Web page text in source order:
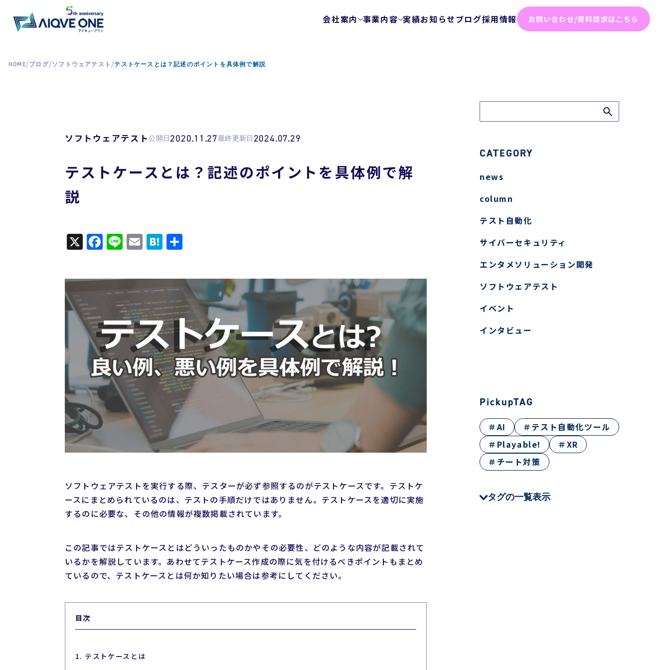
会社案内 事業内容
セキュリティサービス
ウェブ脆弱性診断
モバイルアプリ向けセキュリティサービス
不正ゲームプレイヤー検知報告サービス
負荷テストサービス
ツール
実績お知らせブログ採用情報 お問い合わせ/資料請求はこちら
HOME/ブログ/ソフトウェアテスト /テストケースとは？記述のポイントを具体例で解説
ソフトウェアテスト公開日2020.11.27最終更新日2024.07.29
テストケースとは？記述のポイントを具体例で解
説
X Facebook
LineEmailHatena
ソフトウェアテストを実行する際、テスターが必ず参照するのがテストケースです。テストケ
ースにまとめられているのは、テストの手順だけではありません。テストケースを適切に実施
するのに必要な、その他の情報が複数掲載されています。
この記事ではテストケースとはどういったものかやその必要性、どのような内容が記載されて
いるかを解説しています。あわせてテストケース作成の際に気を付けるべきポイントもまとめ
ているので、テストケースとは何か知りたい場合は参考にしてください。
目次
1. テストケースとは
CATEGORY
news
column
テスト自動化
サイバーセキュリティ
エンタメソリューション開発
ソフトウェアテスト
イベント
インタビュー
PickupTAG
＃AI
＃テスト自動化ツール
＃Playable!
＃XR
＃チート対策
タグの一覧表示